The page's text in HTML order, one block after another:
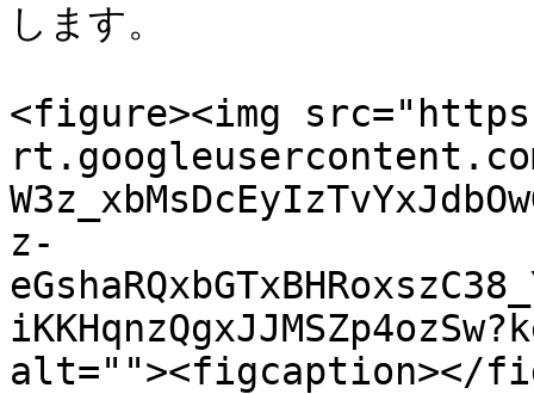
します。
<figure><img
z-
alt=""><figcaption></